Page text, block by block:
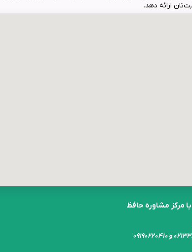
ارائه دهد.
با مرکز مشاوره حافظ